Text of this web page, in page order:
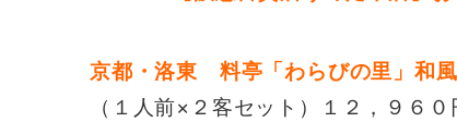
京都・洛東 料亭「わらびの里」和風
（１人前×２客セット）１２，９６０